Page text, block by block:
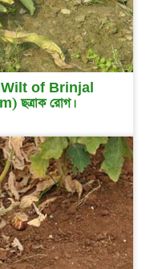
Wilt of Brinjal
রোগ।